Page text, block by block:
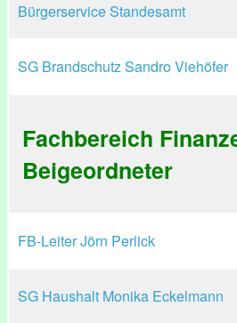
Bürgerservice Standesamt
SG Brandschutz Sandro Viehöfer
Fachbereich
Beigeordneter
FB-Leiter Jörn Perlick
SG Haushalt Monika Eckelmann